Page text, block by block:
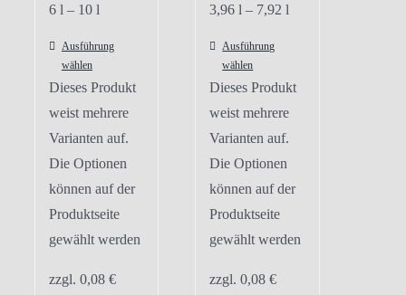
6 l – 10 l
Ausführung
wählen
Dieses Produkt
weist mehrere
Varianten auf.
Die Optionen
können auf der
Produktseite
gewählt werden
zzgl. 0,08 €
3,96l – 7,92l
Ausführung
wählen
Dieses Produkt
weist mehrere
Varianten auf.
Die Optionen
können auf der
Produktseite
gewählt werden
zzgl.0,08€